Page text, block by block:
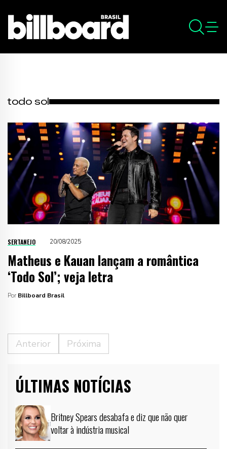
todo sol
SERTANEJO 20/08/2025
Matheus e Kauan lançam a romântica
‘Todo Sol’; veja letra
Por Billboard Brasil
Anterior Próxima
ÚLTIMAS NOTÍCIAS
Britney Spears desabafa e diz que não quer
voltar à indústria musical